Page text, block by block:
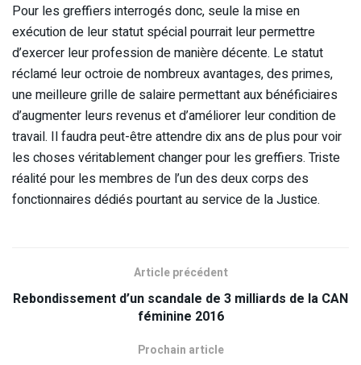
Pour les greffiers interrogés donc, seule la mise en
exécution de leur statut spécial pourrait leur permettre
d’exercer leur profession de manière décente. Le statut
réclamé leur octroie de nombreux avantages, des primes,
une meilleure grille de salaire permettant aux bénéficiaires
d’augmenter leurs revenus et d’améliorer leur condition de
travail. Il faudra peut-être attendre dix ans de plus pour voir
les choses véritablement changer pour les greffiers. Triste
réalité pour les membres de l’un des deux corps des
fonctionnaires dédiés pourtant au service de la Justice.
Article précédent
Rebondissement d’un scandale de 3 milliards de la CAN
féminine 2016
Prochain article